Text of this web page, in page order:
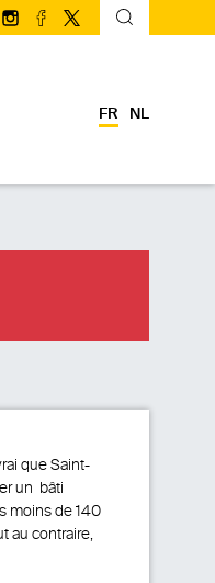
Suivez-nous sur Instagram
Suivez-nous sur
Suivez-nous sur
FR NL
que Saint-
un bâti
moins de 140
au contraire,